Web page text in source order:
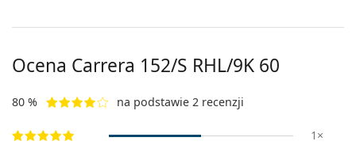
Ocena Carrera 152/S RHL/9K 60
80 % na podstawie 2 recenzji
1×